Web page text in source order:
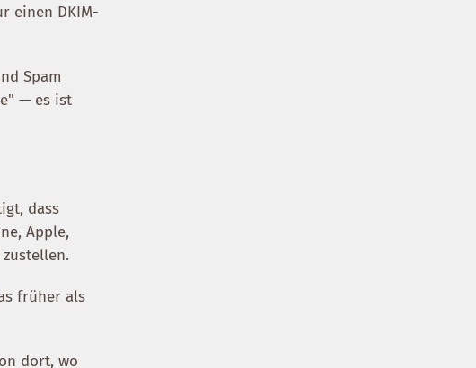
einen DKIM-
Spam
— es ist
dass
Apple,
früher als
dort, wo